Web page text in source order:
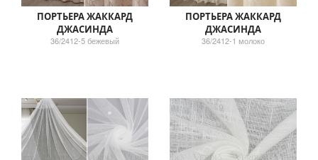
ПОРТЬЕРА ЖАККАРД
ДЖАСИНДА
36/2412-5 бежевый
ПОРТЬЕРА ЖАККАРД
ДЖАСИНДА
36/2412-1 молоко